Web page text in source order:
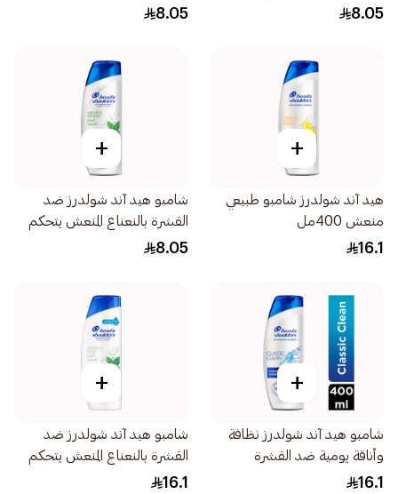
8.05
8.05
+
هيد آند شولدرز شامبو طبيعي
منعش 400مل
16.1
+
شامبو هيد آند شولدرز ضد
القشرة بالنعناع المنعش يتحكم
في القشرة 190مل
8.05
+
شامبو هيد آند شولدرز نظافة
وأناقة يومية ضد القشرة
400مل
16.1
+
شامبو هيد آند شولدرز ضد
القشرة بالنعناع المنعش يتحكم
في القشرة 400مل
16.1